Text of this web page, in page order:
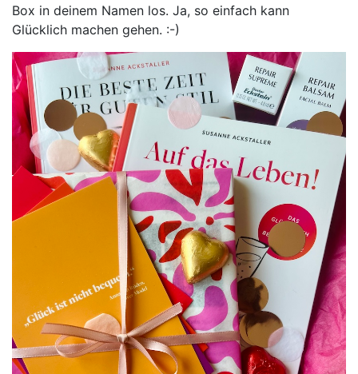
Box in deinem Namen los. Ja, so einfach kann
Glücklich machen gehen. :-)